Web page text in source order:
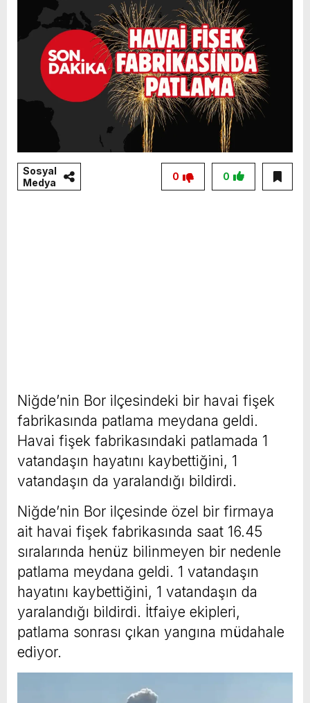
Sosyal
Medya
0
0
Niğde’nin Bor ilçesindeki bir havai fişek
fabrikasında patlama meydana geldi.
Havai fişek fabrikasındaki patlamada 1
vatandaşın hayatını kaybettiğini, 1
vatandaşın da yaralandığı bildirdi.
Niğde’nin Bor ilçesinde özel bir firmaya
ait havai fişek fabrikasında saat 16.45
sıralarında henüz bilinmeyen bir nedenle
patlama meydana geldi. 1 vatandaşın
hayatını kaybettiğini, 1 vatandaşın da
yaralandığı bildirdi. İtfaiye ekipleri,
patlama sonrası çıkan yangına müdahale
ediyor.